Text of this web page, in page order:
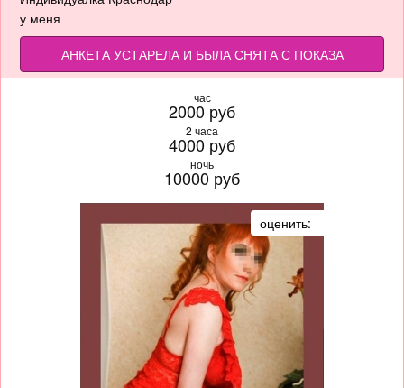
у меня
АНКЕТА УСТАРЕЛА И БЫЛА СНЯТА С ПОКАЗА
час
2000 руб
2 часа
4000 руб
ночь
10000 руб
оценить: